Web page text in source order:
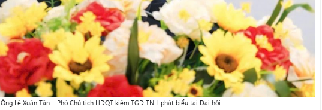
Ông Lê Xuân Tân – Phó Chủ tịch HĐQT kiêm TGĐ TNH phát biểu tại Đại hội